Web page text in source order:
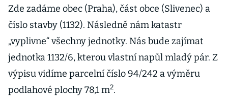
Zde zadáme obec (Praha), část obce (Slivenec) a
číslo stavby (1132). Následně nám katastr
„vyplivne“ všechny jednotky. Nás bude zajímat
jednotka 1132/6, kterou vlastní napůl mladý pár. Z
výpisu vidíme parcelní číslo 94/242 a výměru
podlahové plochy 78,1 m2.